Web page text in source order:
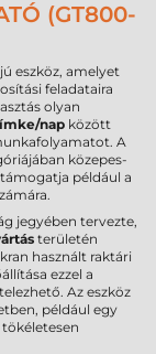
(GT800-
eszköz, amelyet
feladataira
olyan
nap között
A
közepes-
például a
jegyében tervezte,
területén
használt raktári
ezzel a
Az eszköz
például egy